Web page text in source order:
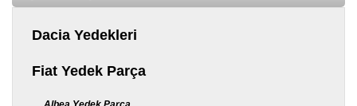
Parça
Silecek
Dacia Yedekleri
Fiat Yedek Parça